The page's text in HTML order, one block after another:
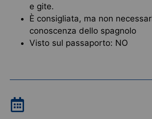
e gite.
È consigliata, ma non
conoscenza dello spagnolo
Visto sul passaporto: NO